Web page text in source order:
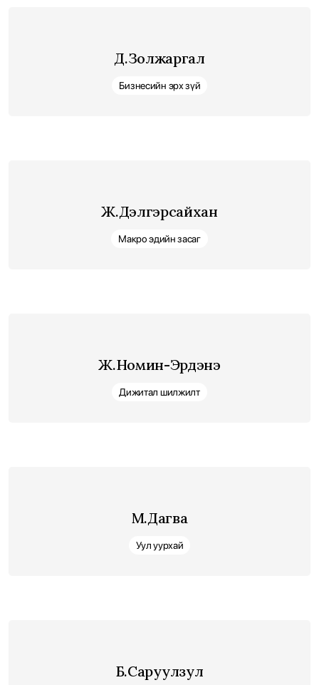
Д.Золжаргал
Бизнесийн эрх зүй
Ж.Дэлгэрсайхан
Макро эдийн засаг
Ж.Номин-Эрдэнэ
Дижитал шилжилт
М.Дагва
Уул уурхай
Б.Саруулзул